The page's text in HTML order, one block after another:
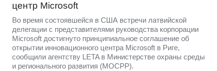
центр Microsoft
Во время состоявшейся в США встречи латвийской
делегации с представителями руководства корпорации
Microsoft достигнуто принципиальное соглашение об
открытии инновационного центра Microsoft в Риге,
сообщили агентству LETA в Министерстве охраны среды
и регионального развития (МОСРР).